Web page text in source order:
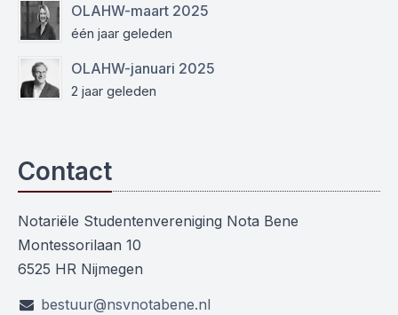
OLAHW-maart 2025
één jaar geleden
OLAHW-januari 2025
2 jaar geleden
Contact
Notariële Studentenvereniging Nota Bene
Montessorilaan 10
6525 HR Nijmegen
bestuur@nsvnotabene.nl